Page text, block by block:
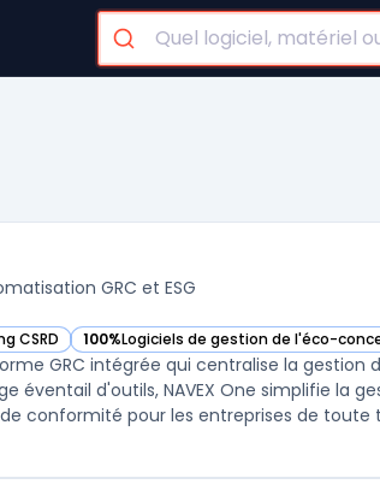
GRC et ESG
CSRD
catégorie100%Logiciels de gestion de l'éco-
— voir NAVEX One dans cette catégorie
GRC intégrée qui centralise la
éventail d'outils, NAVEX One simplifie la